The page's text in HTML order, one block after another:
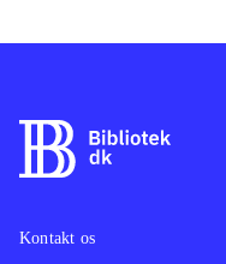
Kontakt os